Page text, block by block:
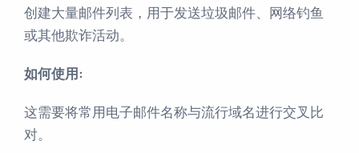
创建大量邮件列表，用于发送垃圾邮件、网络钓鱼
或其他欺诈活动。
如何使用:
这需要将常用电子邮件名称与流行域名进行交叉比
对。